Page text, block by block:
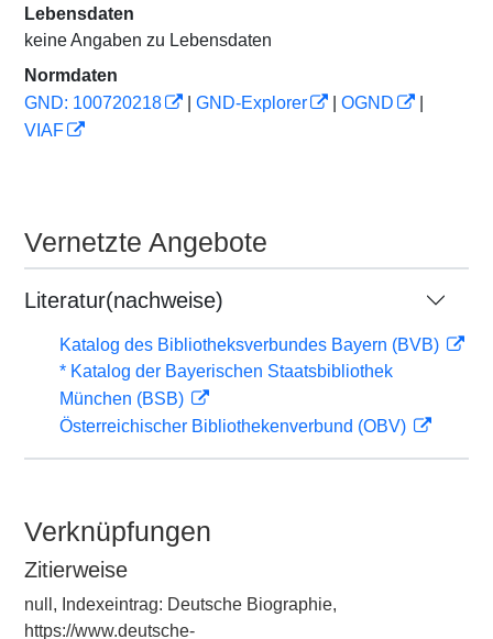
Lebensdaten
keine Angaben zu Lebensdaten
Normdaten
GND: 100720218
GND-Explorer OGND
VIAF
Vernetzte Angebote
Literatur(nachweise)
Katalog des Bibliotheksverbundes Bayern (BVB)
* Katalog der Bayerischen Staatsbibliothek
München (BSB)
Österreichischer Bibliothekenverbund (OBV)
Verknüpfungen
Zitierweise
null, Indexeintrag: Deutsche Biographie,
https://www.deutsche-